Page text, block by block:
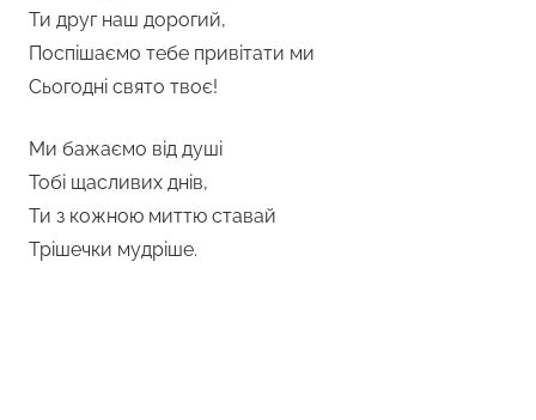
Ти друг наш дорогий,
Поспішаємо тебе привітати ми
Сьогодні свято твоє!
Ми бажаємо від душі
Тобі щасливих днів,
Ти з кожною миттю ставай
Трішечки мудріше.